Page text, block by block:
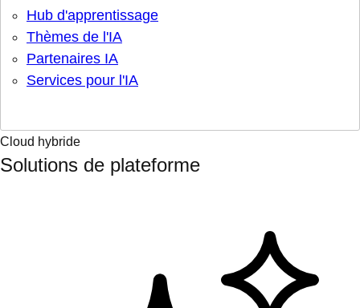
Hub d'apprentissage
Thèmes de l'IA
Partenaires IA
Services pour l'IA
Cloud hybride
Solutions de plateforme